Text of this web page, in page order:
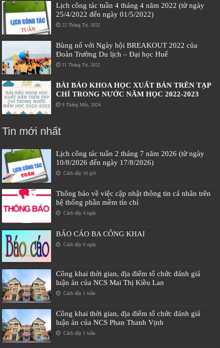
Lịch công tác tuần 4 tháng 4 năm 2022 (từ ngày
25/4/2022 đến ngày 01/5/2022)
22 Tháng Tư, 2022
Bùng nổ với Ngày hội BREAKOUT 2022 của
Đoàn Trường Du lịch – Đại học Huế
11 Tháng Tư, 2022
BÀI BÁO KHOA HỌC XUẤT BẢN TRÊN TẠP
CHÍ TRONG NƯỚC NĂM HỌC 2022-2023
9 Tháng Một, 2024
Tin mới nhất
Lịch công tác tuần 2 tháng 7 năm 2026 (từ ngày
10/8/2026 đến ngày 17/8/2026)
Cách đây 10 giờ
Thông báo về việc cập nhật thông tin cá nhân trên
hệ thống phần mềm tín chỉ
Cách đây 4 ngày
BÁO CÁO BA CÔNG KHAI
Cách đây 6 ngày
Công khai thời gian, địa điểm tổ chức đánh giá
luận án của NCS Mai Thị Kiều Lan
Cách đây 1 tuần
Công khai thời gian, địa điểm tổ chức đánh giá
luận án của NCS Phan Thanh Vịnh
Cách đây 1 tuần